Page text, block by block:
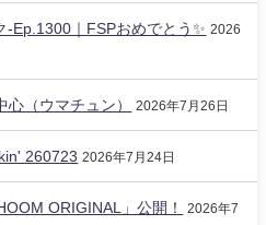
-Ep.1300｜FSPおめでとう✨️ 2026
（ウマチュン） 2026年7月26日
260723 2026年7月24日
ORIGINAL」公開！
2026年7